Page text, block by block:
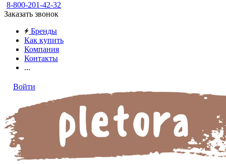
8-800-201-42-32
Заказать звонок
Бренды
Как купить
Компания
Контакты
...
Войти